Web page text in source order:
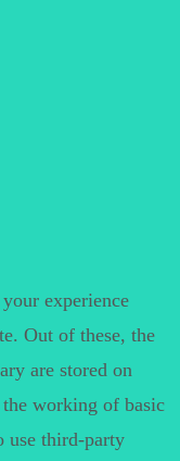
experience
Out of these, the
are stored on
working of basic
use third-party